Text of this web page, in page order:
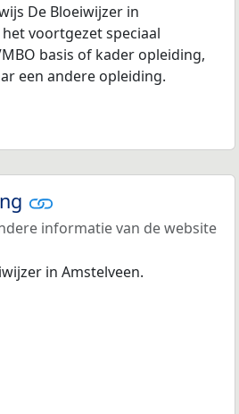
De Bloeiwijzer in
voortgezet speciaal
basis of kader opleiding,
een andere opleiding.
informatie van de website
in Amstelveen.